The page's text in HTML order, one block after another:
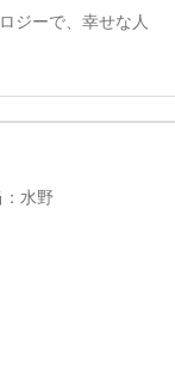
ジーで、幸せな人
水野